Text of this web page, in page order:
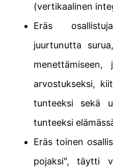
(vertikaalinen
Eräs
juurtunutta
arvostukseksi,
tunteeksi sekä
tunteeksi
Eräs toinen
pojaksi", täytti